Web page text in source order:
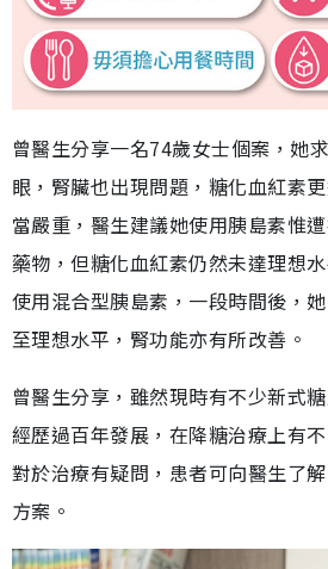
曾醫生分享一名74歲女士個案，她
眼，腎臟也出現問題，糖化血紅素
當嚴重，醫生建議她使用胰島素惟
藥物，但糖化血紅素仍然未達理想
使用混合型胰島素，一段時間後，
至理想水平，腎功能亦有所改善。
曾醫生分享，雖然現時有不少新式
經歷過百年發展，在降糖治療上有
對於治療有疑問，患者可向醫生了
方案。